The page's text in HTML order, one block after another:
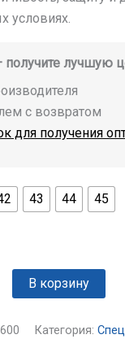
условиях.
лучшую
с возвратом
для получения
43 44 45
В корзину
Категория: